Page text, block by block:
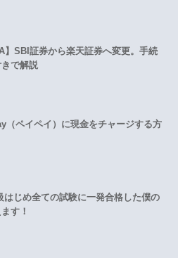
】SBI証券から楽天証券へ変更。手続
で解説
（ペイペイ）に現金をチャージする方
はじめ全ての試験に一発合格した僕の
す！